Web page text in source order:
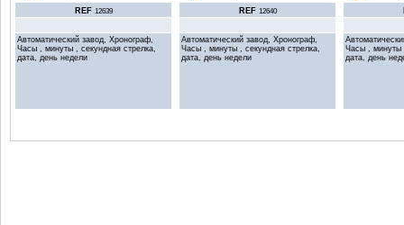
REF 12639
Автоматический завод, Хронограф,
Часы , минуты , секундная стрелка,
дата, день недели
REF 12640
Автоматический завод, Хронограф,
Часы , минуты , секундная стрелка,
дата, день недели
Часы , минуты
дата, день